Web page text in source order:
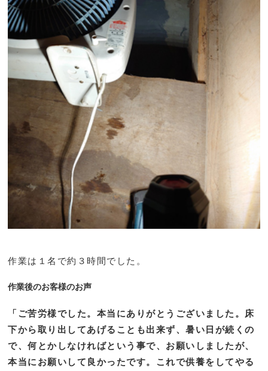
作業は１名で約３時間でした。
作業後のお客様のお声
「ご苦労様でした。本当にありがとうございました。床
下から取り出してあげることも出来ず、暑い日が続くの
で、何とかしなければという事で、お願いしましたが、
本当にお願いして良かったです。これで供養をしてやる